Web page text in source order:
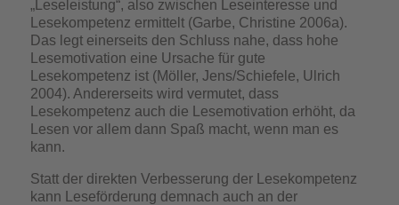
„Leseleistung“, also zwischen Leseinteresse und
Lesekompetenz ermittelt (Garbe, Christine 2006a).
Das legt einerseits den Schluss nahe, dass hohe
Lesemotivation eine Ursache für gute
Lesekompetenz ist (Möller, Jens/Schiefele, Ulrich
2004). Andererseits wird vermutet, dass
Lesekompetenz auch die Lesemotivation erhöht, da
Lesen vor allem dann Spaß macht, wenn man es
kann.
Statt der direkten Verbesserung der Lesekompetenz
kann Leseförderung demnach auch an der